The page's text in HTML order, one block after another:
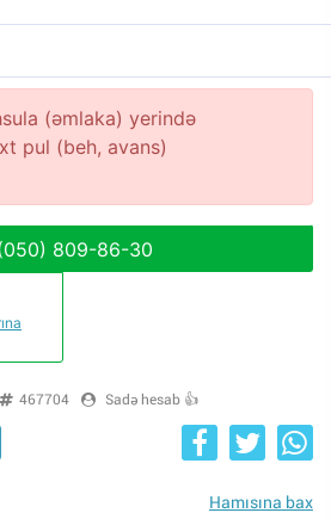
(əmlaka) yerində
pul (beh, avans)
809-86-30
467704 Sadə hesab 👍
Hamısına bax